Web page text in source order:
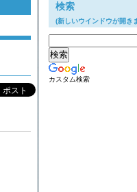
検索
(新しいウインドウが開き
カスタム検索